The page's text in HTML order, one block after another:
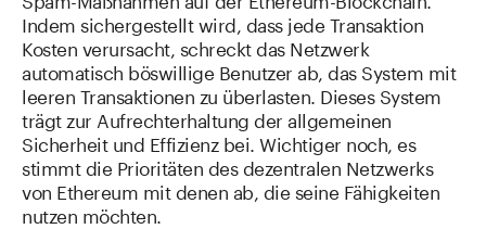
Indem sichergestellt wird, dass jede Transaktion
Kosten verursacht, schreckt das Netzwerk
automatisch böswillige Benutzer ab, das System mit
leeren Transaktionen zu überlasten. Dieses System
trägt zur Aufrechterhaltung der allgemeinen
Sicherheit und Effizienz bei. Wichtiger noch, es
stimmt die Prioritäten des dezentralen Netzwerks
von Ethereum mit denen ab, die seine Fähigkeiten
nutzen möchten.